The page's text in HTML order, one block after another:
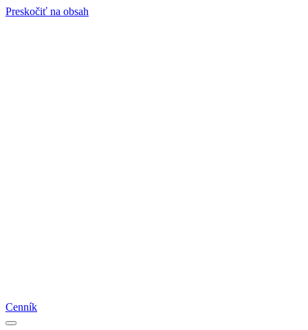
Preskočiť na obsah
Cenník